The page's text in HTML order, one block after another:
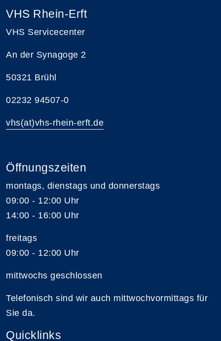
VHS Rhein-Erft
VHS Servicecenter
An der Synagoge 2
50321 Brühl
02232 94507-0
vhs(at)vhs-rhein-erft.de
Öffnungszeiten
montags, dienstags und donnerstags
09:00 - 12:00 Uhr
14:00 - 16:00 Uhr
freitags
09:00 - 12:00 Uhr
mittwochs geschlossen
Telefonisch sind wir auch mittwochvormittags für
Sie da.
Quicklinks